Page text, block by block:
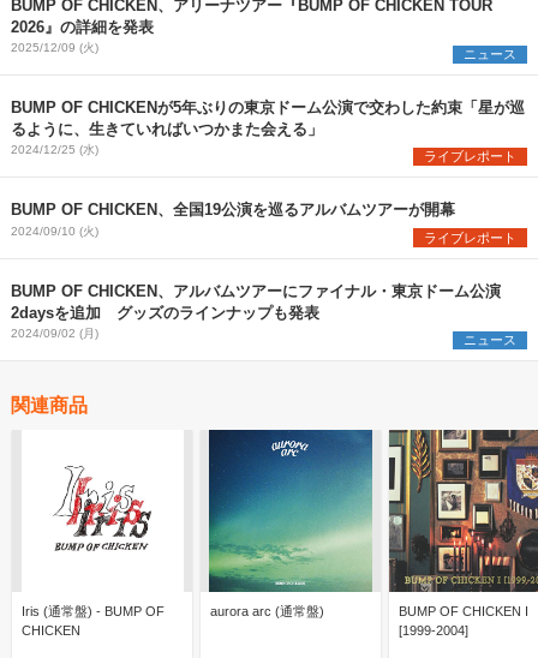
BUMP OF CHICKEN、アリーナツアー『BUMP OF CHICKEN TOUR
2026』の詳細を発表
2025/12/09 (火) ニュース
BUMP OF CHICKENが5年ぶりの東京ドーム公演で交わした約束「星が巡
るように、生きていればいつかまた会える」
2024/12/25 (水) ライブレポート
BUMP OF CHICKEN、全国19公演を巡るアルバムツアーが開幕
2024/09/10 (火) ライブレポート
BUMP OF CHICKEN、アルバムツアーにファイナル・東京ドーム公演
2daysを追加 グッズのラインナップも発表
2024/09/02 (月) ニュース
関連商品
Iris (通常盤) - BUMP OF
CHICKEN
aurora arc (通常盤)
BUMP OF CHICKEN I
[1999-2004]